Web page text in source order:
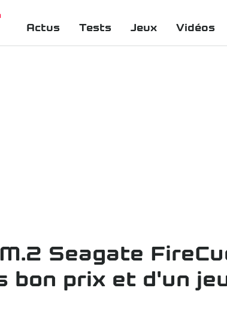
Actus Tests Jeux Vidéos
M.2 Seagate
bon prix et d'un